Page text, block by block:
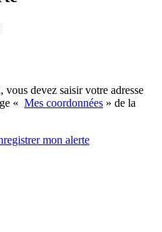
devez saisir votre adresse
« Mes coordonnées » de la
mon alerte